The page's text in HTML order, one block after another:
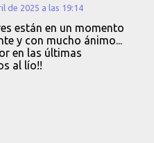
de 2025 a las 19:14
están en un momento
y con mucho ánimo...
en las últimas
al lío!!